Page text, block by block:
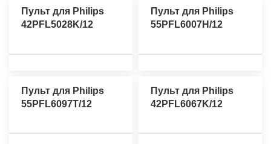
Пульт для Philips
42PFL5028K/12
Пульт для Philips
55PFL6007H/12
Пульт для Philips
55PFL6097T/12
Пульт для Philips
42PFL6067K/12